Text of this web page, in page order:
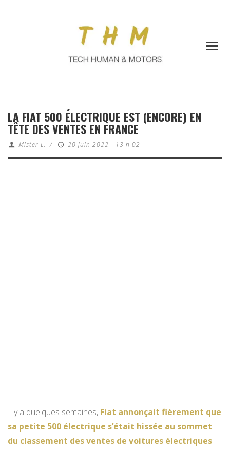
LA FIAT 500 ÉLECTRIQUE EST (ENCORE) EN
TÊTE DES VENTES EN FRANCE
Mister L. / 20 juin 2022 - 13 h 02
Il y a quelques semaines, Fiat annonçait fièrement que
sa petite 500 électrique s’était hissée au sommet
du classement des ventes de voitures électriques